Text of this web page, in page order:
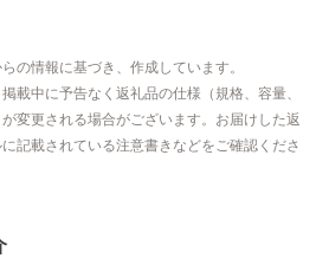
の情報に基づき、作成しています。
載中に予告なく返礼品の仕様（規格、容量、
変更される場合がございます。お届けした返
記載されている注意書きなどをご確認くださ